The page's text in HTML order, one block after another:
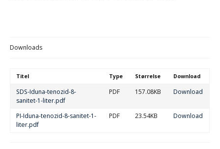
Downloads
Titel Type Størrelse Download
SDS-Iduna-tenozid-8-
sanitet-1-liter.pdf
PDF 157.08KB Download
PI-Iduna-tenozid-8-sanitet-1-
liter.pdf
PDF 23.54KB Download